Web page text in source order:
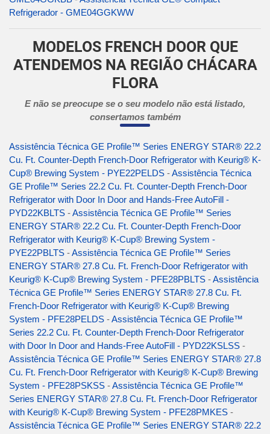
Refrigerador - GME04GGKWW
MODELOS FRENCH DOOR QUE
ATENDEMOS NA REGIÃO CHÁCARA
FLORA
E não se preocupe se o seu modelo não está listado,
consertamos também
Assistência Técnica GE Profile™ Series ENERGY STAR® 22.2
Cu. Ft. Counter-Depth French-Door Refrigerator with Keurig® K-
Cup® Brewing System - PYE22PELDS -Assistência Técnica
GE Profile™ Series 22.2 Cu. Ft. Counter-Depth French-Door
Refrigerator with Door In Door and Hands-Free AutoFill -
PYD22KBLTS -Assistência Técnica GE Profile™ Series
ENERGY STAR® 22.2 Cu. Ft. Counter-Depth French-Door
Refrigerator with Keurig® K-Cup® Brewing System -
PYE22PBLTS -Assistência Técnica GE Profile™ Series
ENERGY STAR® 27.8 Cu. Ft. French-Door Refrigerator with
Keurig® K-Cup® Brewing System - PFE28PBLTS -Assistência
Técnica GE Profile™ Series ENERGY STAR® 27.8 Cu. Ft.
French-Door Refrigerator with Keurig® K-Cup® Brewing
System - PFE28PELDS -Assistência Técnica GE Profile™
Series 22.2 Cu. Ft. Counter-Depth French-Door Refrigerator
with Door In Door and Hands-Free AutoFill - PYD22KSLSS -
Assistência Técnica GE Profile™ Series ENERGY STAR® 27.8
Cu. Ft. French-Door Refrigerator with Keurig® K-Cup® Brewing
System - PFE28PSKSS -Assistência Técnica GE Profile™
Series ENERGY STAR® 27.8 Cu. Ft. French-Door Refrigerator
with Keurig® K-Cup® Brewing System - PFE28PMKES -
Assistência Técnica GE Profile™ Series ENERGY STAR® 22.2